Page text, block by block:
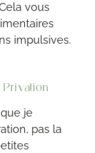
vous
impulsives.
Privation
je
pas la